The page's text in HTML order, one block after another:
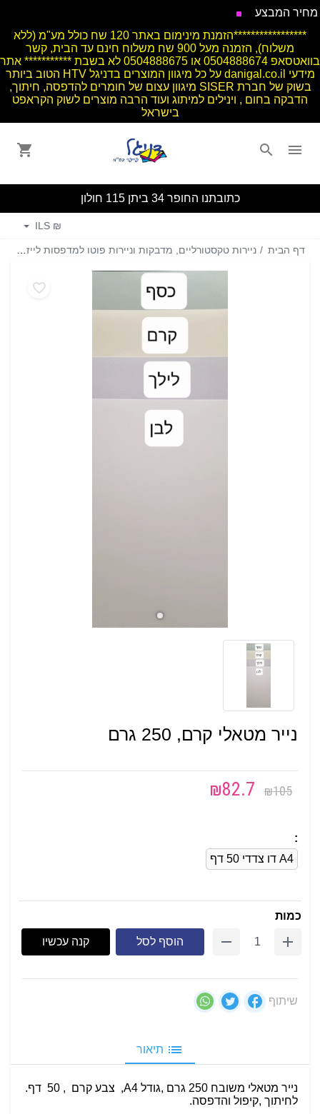
מחיר המבצע
*****************הזמנת מינימום באתר 120 שח כולל מע"מ (ללא
משלוח), הזמנה מעל 900 שח משלוח חינם עד הבית, קשר
בוואטסאפ 0504888674 או 0504888675 לא בשבת *********** אתר
מידעי danigal.co.il על כל מיגוון המוצרים בדניגל
HTV הטוב ביותר
בשוק של חברת SISER מיגוון עצום של חומרים להדפסה, חיתוך,
הדבקה בחום , וינילים למיתוג ועוד הרבה מוצרים לשוק הקראפט
בישראל
כתובתנו החופר 34 ביתן 115 חולון
₪ ILS
דף הבית ניירות טקסטורליים, מדבקות וניירות פוטו למדפסות לייזר, נייר ממוחזר, נייר מטאלי
נייר מטאלי קרם, 250 גרם
₪105
₪82.7
:
A4 דו צדדי 50 דף
כמות
הוסף לסל קנה עכשיו
שיתוף
תיאור
נייר מטאלי משובח 250 גרם ,גודל A4, צבע קרם , 50 דף.
לחיתוך ,קיפול והדפסה.